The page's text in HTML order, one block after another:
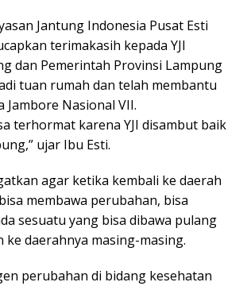
Jantung Indonesia Pusat Esti
terimakasih kepada YJI
dan Pemerintah Provinsi Lampung
tuan rumah dan telah membantu
Jambore Nasional VII.
terhormat karena YJI disambut baik
ujar Ibu Esti.
agar ketika kembali ke daerah
membawa perubahan, bisa
sesuatu yang bisa dibawa pulang
ke daerahnya masing-masing.
perubahan di bidang kesehatan